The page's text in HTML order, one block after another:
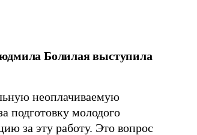
Болилая выступила
неоплачиваемую
подготовку молодого
за эту работу. Это вопрос